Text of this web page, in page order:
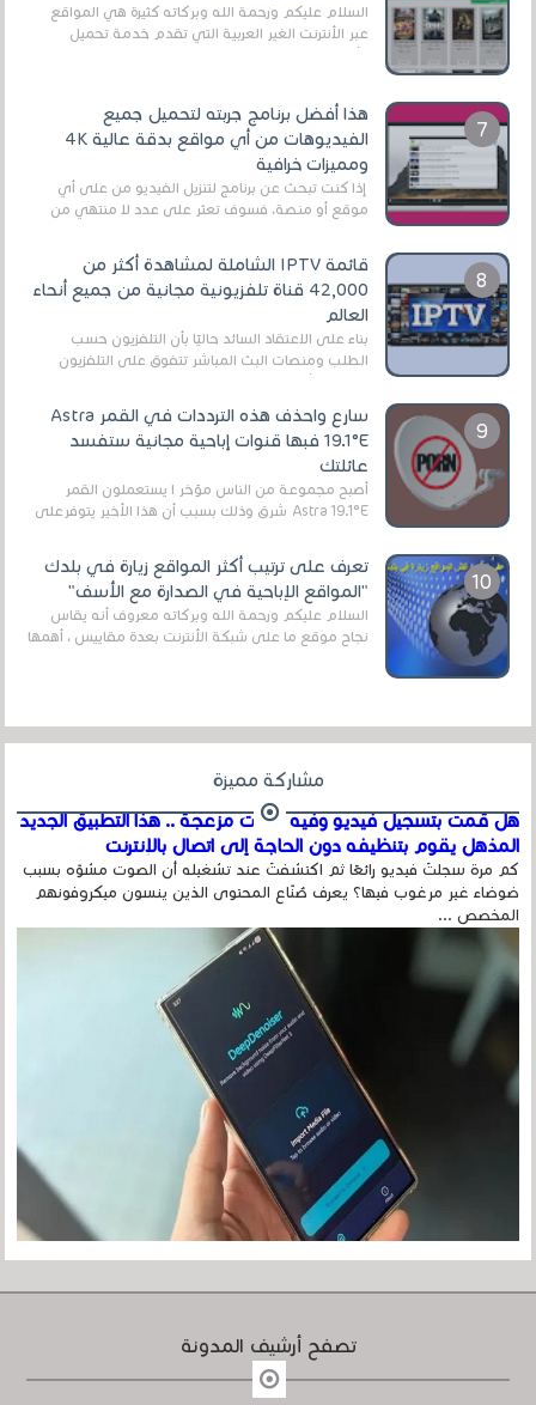
السلام عليكم ورحمة الله وبركاته كثيرة هي المواقع
عبر الأنترنت الغير العربية التي تقدم خدمة تحميل
الأفلام على التورنت ، ومعظم هذه المواقع ل...
هذا أفضل برنامج جربته لتحميل جميع
الفيديوهات من أي مواقع بدقة عالية 4K
ومميزات خرافية
إذا كنت تبحث عن برنامج لتنزيل الفيديو من على أي
موقع أو منصة، فسوف تعثر على عدد لا منتهي من
قائمة IPTV الشاملة لمشاهدة أكثر من
42,000 قناة تلفزيونية مجانية من جميع أنحاء
العالم
بناءً على الاعتقاد السائد حاليًا بأن التلفزيون حسب
الطلب ومنصات البث المباشر تتفوق على التلفزيون
الرقمي الأرضي التقليدي، يُعدّ IPTV-org خيار...
سارع واحذف هذه الترددات في القمر Astra
19.1°E فبها قنوات إباحية مجانية ستفسد
عائلتك
أصبح مجموعة من الناس مؤخر ا يستعملون القمر
Astra 19.1°E شرق وذلك بسبب أن هذا الأخير يتوفرعلى
تعرف على ترتيب أكثر المواقع زيارة في بلدك
"المواقع الإباحية في الصدارة مع الأسف"
السلام عليكم ورحمة الله وبركاته معروف أنه يقاس
نجاح موقع ما على شبكة الأنترنت بعدة مقاييس ، أهمها
مشاركة مميزة
هل قمت بتسجيل فيديو وفيه أصوت مزعجة .. هذا التطبيق الجديد
المذهل يقوم بتنظيفه دون الحاجة إلى اتصال بالإنترنت
كم مرة سجلتَ فيديو رائعًا ثم اكتشفتَ عند تشغيله أن الصوت مشوّه بسبب
ضوضاء غير مرغوب فيها؟ يعرف صُنّاع المحتوى الذين ينسون ميكروفونهم
المخصص ...
تصفح أرشيف المدونة